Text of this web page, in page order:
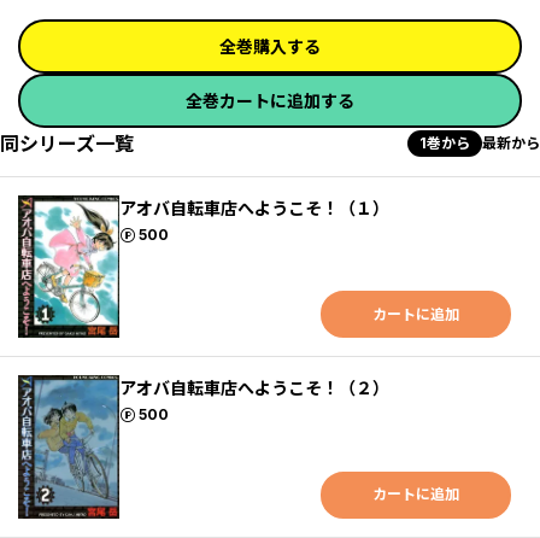
全巻購入する
全巻カートに追加する
同シリーズ一覧 1巻から 最新から
アオバ自転車店へようこそ！（１）
500
ポイント
カートに追加
アオバ自転車店へようこそ！（２）
500
ポイント
カートに追加